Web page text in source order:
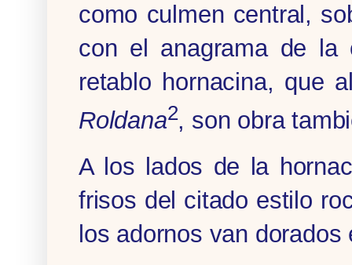
como culmen central,
con el anagrama de la
retablo hornacina, que
Roldana2, son obra
A los lados de la
frisos del citado estilo
los adornos van